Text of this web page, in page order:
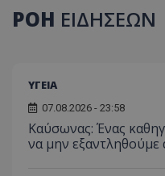
ΡΟΗ ΕΙΔΗΣΕΩΝ
ΥΓΕΙΑ
07.08.2026 - 23:58
Kαύσωνας: Ένας
να μην εξαντληθούμε